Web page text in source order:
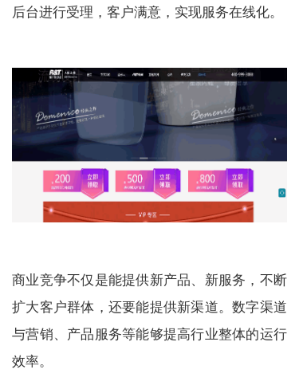
后台进行受理，客户满意，实现服务在线化。
商业竞争不仅是能提供新产品、新服务 ，不断
扩大客户群体，还要能提供新渠道。数字渠道
与营销、产品服务等能够提高行业整体的运行
效率。